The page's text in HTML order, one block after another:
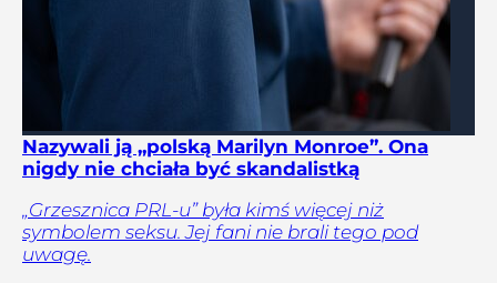
Nazywali ją „polską Marilyn Monroe”. Ona
nigdy nie chciała być skandalistką
„Grzesznica PRL-u” była kimś więcej niż
symbolem seksu. Jej fani nie brali tego pod
uwagę.